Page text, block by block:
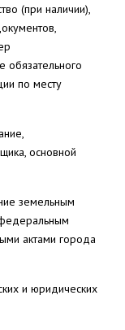
(при наличии),
обязательного
по месту
основной
земельным
федеральным
актами города
и юридических